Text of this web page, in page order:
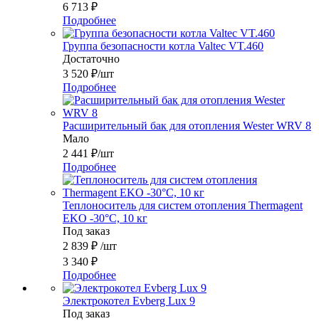
6 713 ₽
Подробнее
Группа безопасности котла Valtec VT.460
Достаточно
3 520 ₽/шт
Подробнее
Расширительный бак для отопления Wester WRV 8
Мало
2 441 ₽/шт
Подробнее
Теплоноситель для систем отопления Thermagent
EKO -30°C, 10 кг
Под заказ
2 839 ₽ /шт
3 340 ₽
Подробнее
Электрокотел Evberg Lux 9
Под заказ